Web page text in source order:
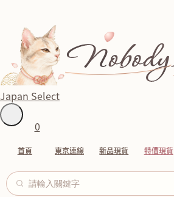
Japan Select
0
首頁 東京連線 新品現貨 特價現貨